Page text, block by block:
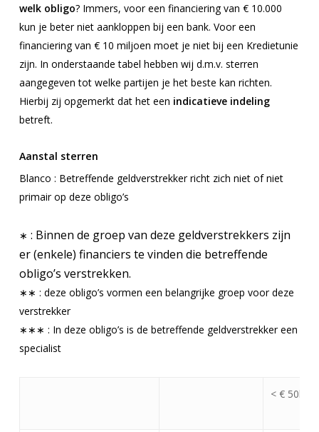
welk obligo? Immers, voor een financiering van € 10.000
kun je beter niet aankloppen bij een bank. Voor een
financiering van € 10 miljoen moet je niet bij een Kredietunie
zijn. In onderstaande tabel hebben wij d.m.v. sterren
aangegeven tot welke partijen je het beste kan richten.
Hierbij zij opgemerkt dat het een indicatieve indeling
betreft.
Aanstal sterren
Blanco : Betreffende geldverstrekker richt zich niet of niet
primair op deze obligo’s
∗ : Binnen de groep van deze geldverstrekkers zijn
er (enkele) financiers te vinden die betreffende
obligo’s verstrekken.
∗∗ : deze obligo’s vormen een belangrijke groep voor deze
verstrekker
∗∗∗ : In deze obligo’s is de betreffende geldverstrekker een
specialist
< € 50k